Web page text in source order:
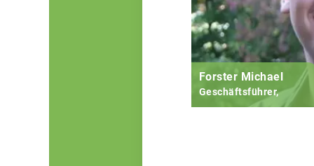
Forster Michael
Geschäftsführer,